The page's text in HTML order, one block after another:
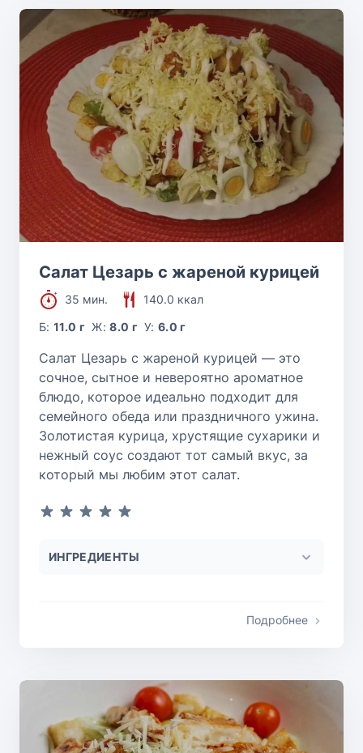
Салат Цезарь с жареной курицей
35 мин.
140.0 ккал
Б:11.0 г Ж:8.0 г У:6.0 г
Салат Цезарь с жареной курицей — это
сочное, сытное и невероятно ароматное
блюдо, которое идеально подходит для
семейного обеда или праздничного ужина.
Золотистая курица, хрустящие сухарики и
нежный соус создают тот самый вкус, за
который мы любим этот салат.
ИНГРЕДИЕНТЫ
Подробнее